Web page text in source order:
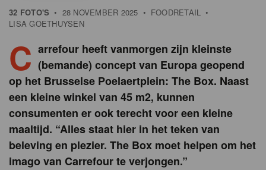
32 FOTO'S • 28 NOVEMBER 2025 • FOODRETAIL •
LISA GOETHUYSEN
C arrefour heeft vanmorgen zijn kleinste
(bemande) concept van Europa geopend
op het Brusselse Poelaertplein: The Box. Naast
een kleine winkel van 45 m2, kunnen
consumenten er ook terecht voor een kleine
maaltijd. “Alles staat hier in het teken van
beleving en plezier. The Box moet helpen om het
imago van Carrefour te verjongen.”